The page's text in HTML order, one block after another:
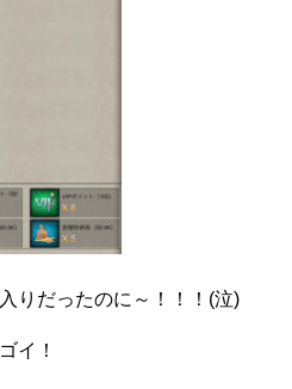
りだったのに～！！！(泣)
イ！